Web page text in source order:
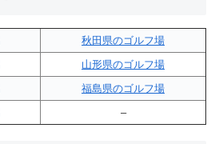
秋田県のゴルフ場
山形県のゴルフ場
福島県のゴルフ場
–